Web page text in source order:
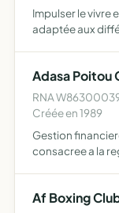
Impulser le vivre
adaptée aux
ave…
Adasa Poitou
RNA
Créée en 1989
Gestion
consacree a la
Af Boxing